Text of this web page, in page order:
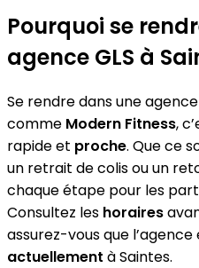
Pourquoi se
agence GLS à
Se rendre dans une
comme Modern Fitness,
rapide et proche. Que ce
un retrait de colis ou un
chaque étape pour les
Consultez les horaires
assurez-vous que l’agence
actuellement à Saintes.